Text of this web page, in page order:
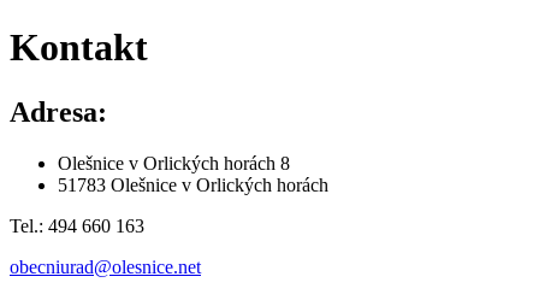
Kontakt
Adresa:
Olešnice v Orlických horách 8
51783 Olešnice v Orlických horách
Tel.: 494 660 163
obecniurad@olesnice.net